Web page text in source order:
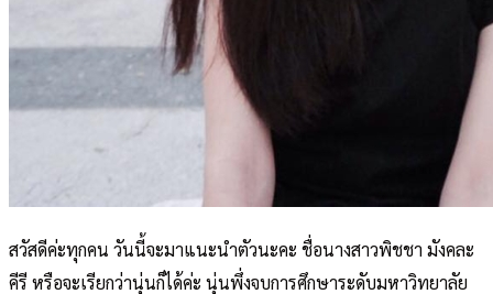
สวัสดีค่ะทุกคน วันนี้จะมาแนะนำตัวนะคะ ชื่อนางสาวพิชชา มังคละ
คีรี หรือจะเรียกว่านุ่นก็ได้ค่ะ นุ่นพึ่งจบการศึกษาระดับมหาวิทยาลัย